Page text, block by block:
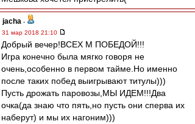
jacha -
31 мар 2018 21:10
Добрый вечер!ВСЕХ М ПОБЕДОЙ!!!
Игра конечно была мягко говоря не
очень,особенно в первом тайме.Но именно
после таких побед выигрывают титулы)))
Пусть дрожать паровозы,МЫ ИДЕМ!!!Два
очка(да знаю что пять,но пусть они сперва их
наберут) и мы их нагоним)))